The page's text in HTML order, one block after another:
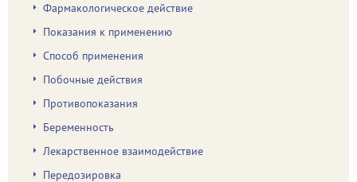
Фармакологическое действие
Показания к применению
Способ применения
Побочные действия
Противопоказания
Беременность
Лекарственное взаимодействие
Передозировка